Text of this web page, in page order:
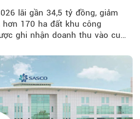
lãi gần 34,5 tỷ đồng, giảm
hơn 170 ha đất khu công
ghi nhận doanh thu vào cuối